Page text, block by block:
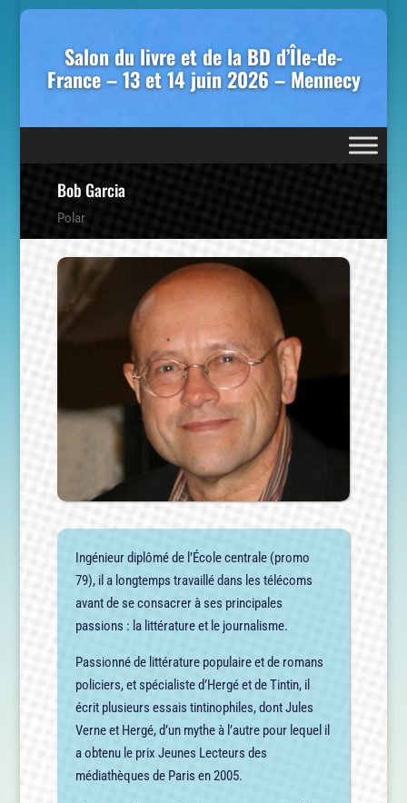
Salon du livre et de la BD d’Île-de-
France – 13 et 14 juin 2026 – Mennecy
Bob Garcia
Polar
Ingénieur diplômé de l’École centrale (promo
79), il a longtemps travaillé dans les télécoms
avant de se consacrer à ses principales
passions : la littérature et le journalisme.
Passionné de littérature populaire et de romans
policiers, et spécialiste d’Hergé et de Tintin, il
écrit plusieurs essais tintinophiles, dont Jules
Verne et Hergé, d’un mythe à l’autre pour lequel il
a obtenu le prix Jeunes Lecteurs des
médiathèques de Paris en 2005.